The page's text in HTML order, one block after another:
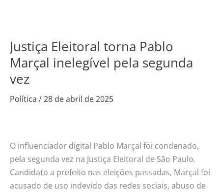
Justiça Eleitoral torna Pablo
Marçal inelegível pela segunda
vez
Política /28 de abril de 2025
O influenciador digital Pablo Marçal foi condenado,
pela segunda vez na Justiça Eleitoral de São Paulo.
Candidato a prefeito nas eleições passadas, Marçal foi
acusado de uso indevido das redes sociais, abuso de
Justiça
Eleitoral
torna
Pablo
Marçal
vez